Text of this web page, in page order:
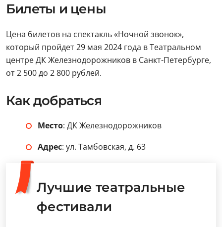
Билеты и цены
Цена билетов на спектакль «Ночной звонок»,
который пройдет 29 мая 2024 года в Театральном
центре ДК Железнодорожников в Санкт-Петербурге,
от 2 500 до 2 800 рублей.
Как добраться
Место: ДК Железнодорожников
Адрес: ул. Тамбовская, д. 63
Лучшие театральные
фестивали